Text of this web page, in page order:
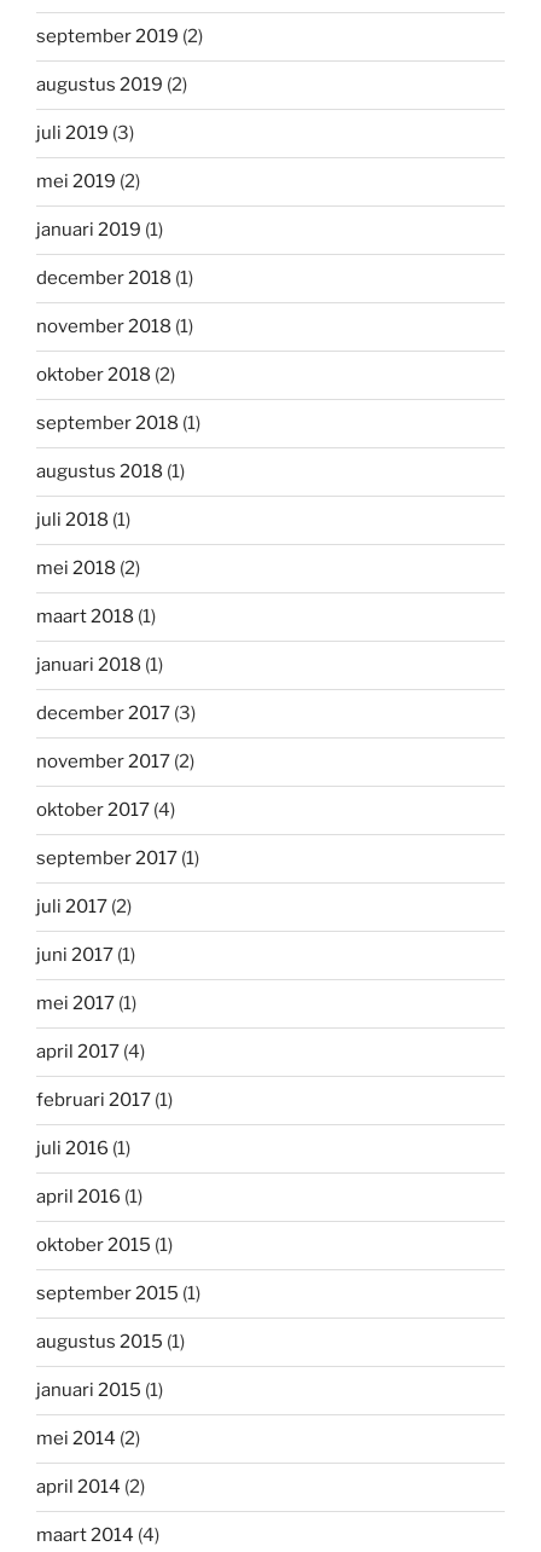
september 2019 (2)
augustus 2019 (2)
juli 2019 (3)
mei 2019 (2)
januari 2019 (1)
december 2018 (1)
november 2018 (1)
oktober 2018 (2)
september 2018 (1)
augustus 2018 (1)
juli 2018 (1)
mei 2018 (2)
maart 2018 (1)
januari 2018 (1)
december 2017 (3)
november 2017 (2)
oktober 2017 (4)
september 2017 (1)
juli 2017 (2)
juni 2017 (1)
mei 2017 (1)
april 2017 (4)
februari 2017 (1)
juli 2016 (1)
april 2016 (1)
oktober 2015 (1)
september 2015 (1)
augustus 2015 (1)
januari 2015 (1)
mei 2014 (2)
april 2014 (2)
maart 2014 (4)